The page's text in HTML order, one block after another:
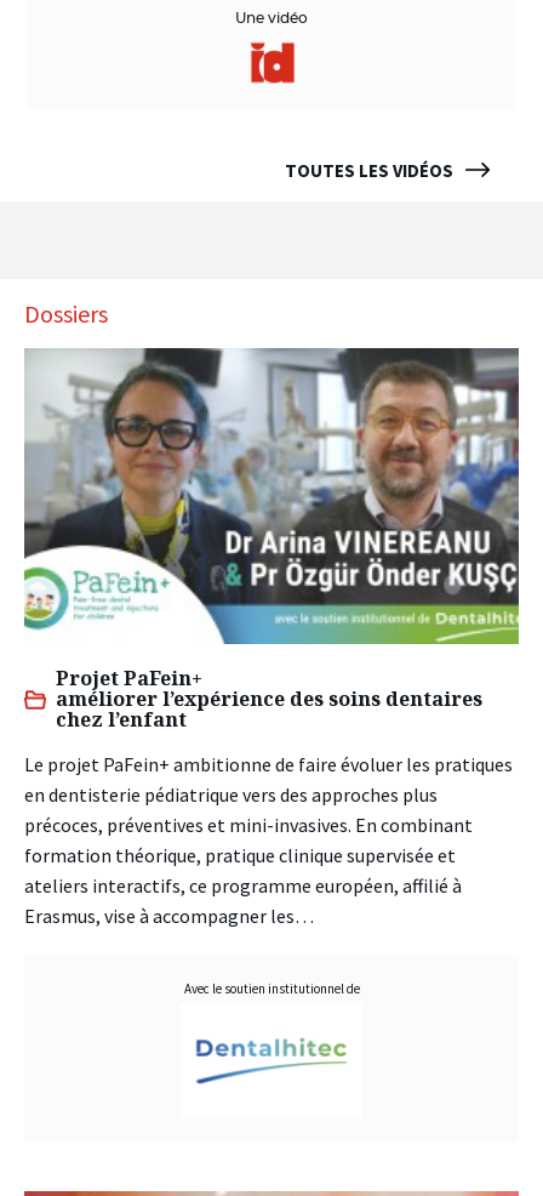
TOUTES LES VIDÉOS
Une vidéo
Dossiers
Projet PaFein+
améliorer l’expérience des soins dentaires
chez l’enfant
Le projet PaFein+ ambitionne de faire évoluer les pratiques
en dentisterie pédiatrique vers des approches plus
précoces, préventives et mini-invasives. En combinant
formation théorique, pratique clinique supervisée et
ateliers interactifs, ce programme européen, affilié à
Erasmus, vise à accompagner les…
Avec le soutien institutionnel de